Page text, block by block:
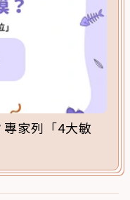
家列「4大敏